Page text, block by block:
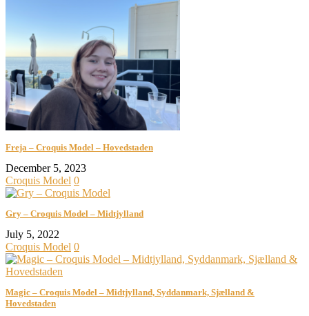
Freja – Croquis Model – Hovedstaden
December 5, 2023
Croquis Model 0
Gry – Croquis Model – Midtjylland
July 5, 2022
Croquis Model 0
Magic – Croquis Model – Midtjylland, Syddanmark, Sjælland &
Hovedstaden